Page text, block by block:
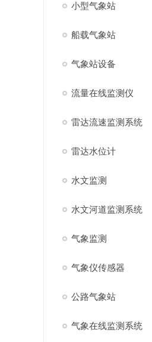
小型气象站
船载气象站
气象站设备
流量在线监测仪
雷达流速监测系统
雷达水位计
水文监测
水文河道监测系统
气象监测
气象仪传感器
公路气象站
气象在线监测系统